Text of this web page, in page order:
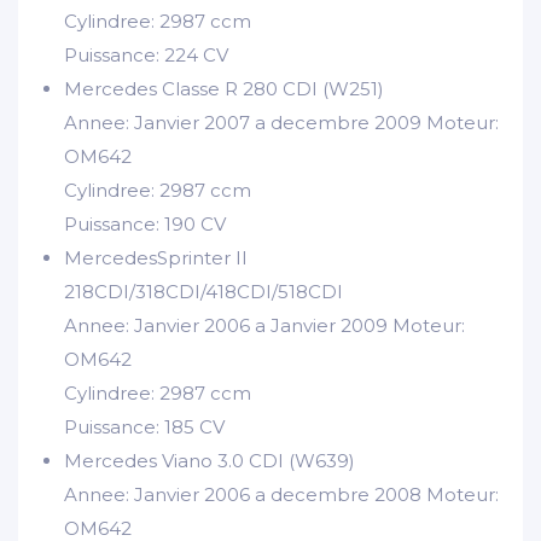
Cylindree: 2987 ccm
Puissance: 224 CV
Mercedes Classe R 280 CDI (W251)
Annee: Janvier 2007 a decembre 2009 Moteur:
OM642
Cylindree: 2987 ccm
Puissance: 190 CV
MercedesSprinter II
218CDI/318CDI/418CDI/518CDI
Annee: Janvier 2006 a Janvier 2009 Moteur:
OM642
Cylindree: 2987 ccm
Puissance: 185 CV
Mercedes Viano 3.0 CDI (W639)
Annee: Janvier 2006 a decembre 2008 Moteur:
OM642